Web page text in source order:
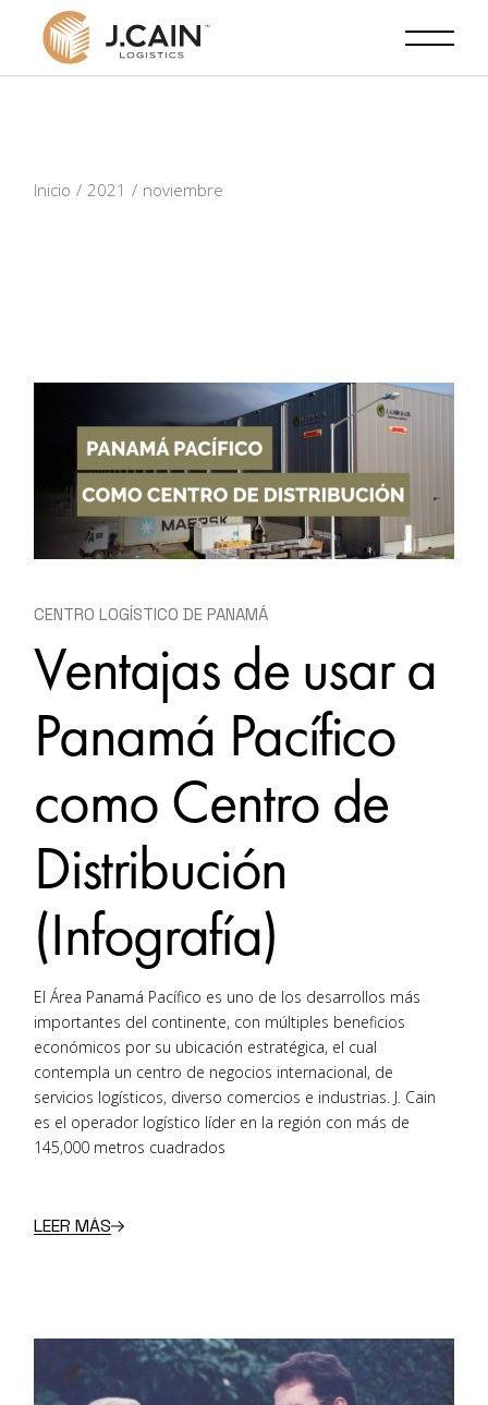
content
Inicio 2021 noviembre
CENTRO LOGÍSTICO DE PANAMÁ
Ventajas de usar a
Panamá Pacífico
como Centro de
Distribución
(Infografía)
El Área Panamá Pacífico es uno de los desarrollos más
importantes del continente, con múltiples beneficios
económicos por su ubicación estratégica, el cual
contempla un centro de negocios internacional, de
servicios logísticos, diverso comercios e industrias. J. Cain
es el operador logístico líder en la región con más de
145,000 metros cuadrados
LEER MÁS